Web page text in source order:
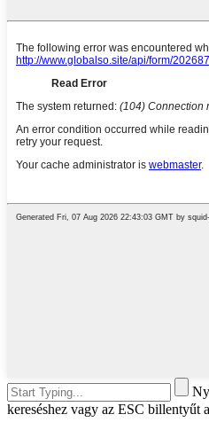
kereséshez vagy az ESC billentyűt